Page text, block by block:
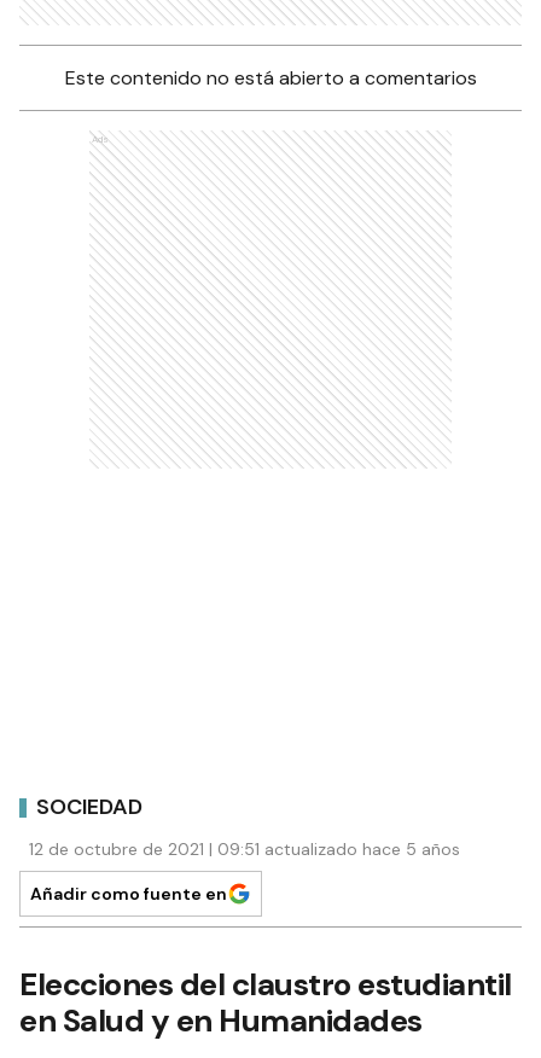
Este contenido no está abierto a comentarios
Ads
SOCIEDAD
12 de octubre de 2021 | 09:51 actualizado hace 5 años
Añadir como fuente en
Elecciones del claustro estudiantil
en Salud y en Humanidades